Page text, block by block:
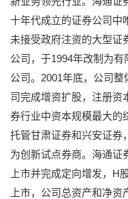
十年代成立的证券公司中
未接受政府注资的大型证
公司，于1994年改制为
公司。2001年底，公司
司完成增资扩股，注册资
券行业中资本规模最大的
托管甘肃证券和兴安证券
为创新试点券商。海通证
上市并完成定向增发，H
上市，公司总资产和净